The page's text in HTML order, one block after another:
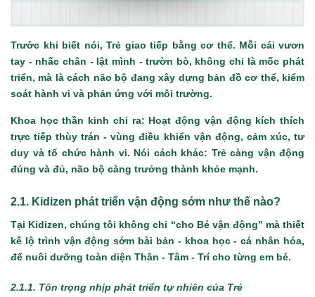
Trước khi biết nói, Trẻ giao tiếp bằng cơ thể. Mỗi cái vươn
tay - nhấc chân - lật mình - trườn bò, không chỉ là mốc phát
triển, mà là cách não bộ đang xây dựng bản đồ cơ thể, kiểm
soát hành vi và phản ứng với môi trường.
Khoa học thần kinh chỉ ra: Hoạt động vận động kích thích
trực tiếp thùy trán - vùng điều khiển vận động, cảm xúc, tư
duy và tổ chức hành vi. Nói cách khác: Trẻ càng vận động
đúng và đủ, não bộ càng trưởng thành khỏe mạnh.
2.1. Kidizen phát triển vận động sớm như thế nào?
Tại Kidizen, chúng tôi không chỉ “cho Bé vận động” mà thiết
kế lộ trình vận động sớm bài bản - khoa học - cá nhân hóa,
để nuôi dưỡng toàn diện Thân - Tâm - Trí cho từng em bé.
2.1.1. Tôn trọng nhịp phát triển tự nhiên của Trẻ